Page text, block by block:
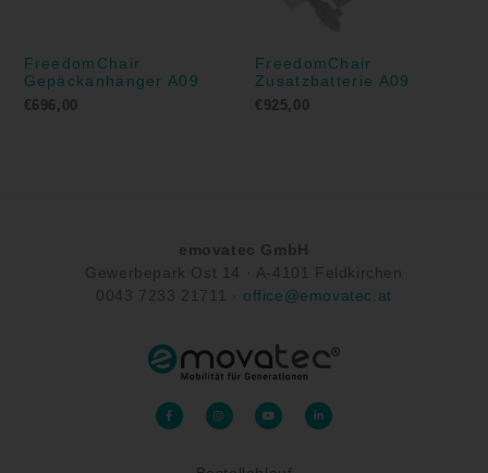
FreedomChair
Gepäckanhänger A09
€696,00
FreedomChair
Zusatzbatterie A09
€ 925,00
emovatec GmbH
Gewerbepark Ost 14 · A-4101 Feldkirchen
0043 7233 21711 · office@emovatec.at
F
a
c
I
n
s
Y
o
u
L
i
n